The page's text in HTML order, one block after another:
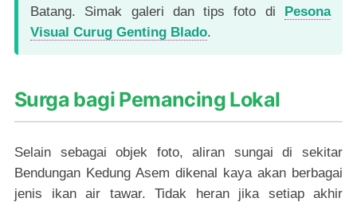
Batang. Simak galeri dan tips foto di Pesona
Visual Curug Genting Blado.
Surga bagi Pemancing Lokal
Selain sebagai objek foto, aliran sungai di sekitar
Bendungan Kedung Asem dikenal kaya akan berbagai
jenis ikan air tawar. Tidak heran jika setiap akhir